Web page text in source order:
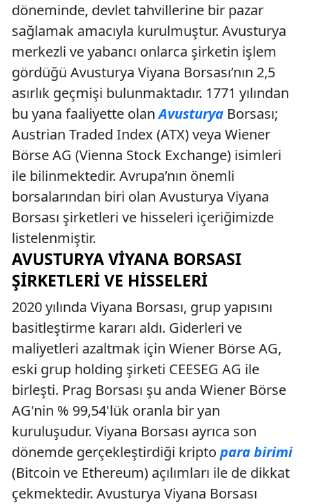
döneminde, devlet tahvillerine bir pazar
sağlamak amacıyla kurulmuştur. Avusturya
merkezli ve yabancı onlarca şirketin işlem
gördüğü Avusturya Viyana Borsası’nın 2,5
asırlık geçmişi bulunmaktadır. 1771 yılından
bu yana faaliyette olanAvusturya Borsası;
Austrian Traded Index (ATX) veya Wiener
Börse AG (Vienna Stock Exchange) isimleri
ile bilinmektedir. Avrupa’nın önemli
borsalarından biri olan Avusturya Viyana
Borsası şirketleri ve hisseleri içeriğimizde
listelenmiştir.
AVUSTURYA VIYANA BORSASI
ŞIRKETLERI VE HISSELERI
2020 yılında Viyana Borsası, grup yapısını
basitleştirme kararı aldı. Giderleri ve
maliyetleri azaltmak için Wiener Börse AG,
eski grup holding şirketi CEESEG AG ile
birleşti. Prag Borsası şu anda Wiener Börse
AG'nin % 99,54'lük oranla bir yan
kuruluşudur. Viyana Borsası ayrıca son
dönemde gerçekleştirdiği kripto para birimi
(Bitcoin ve Ethereum) açılımları ile de dikkat
çekmektedir. Avusturya Viyana Borsası